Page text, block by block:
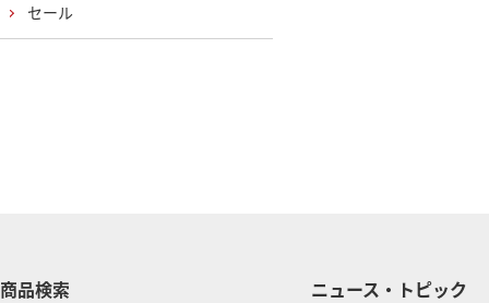
セール
商品検索 ニュース・トピック